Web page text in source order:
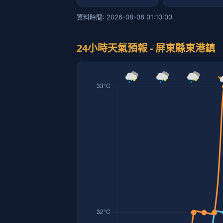
資料時間: 2026-08-08 01:10:00
24小時天氣預報 - 屏東縣東港鎮